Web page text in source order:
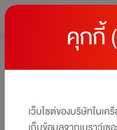
ให้คุณได้รับสิทธิประโยชน์แ
ได้ในบัตรเดียว​​
คุกกี้
เว็บไซต์ของบริษัทในเ